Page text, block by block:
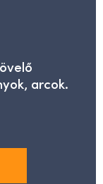
arcok.